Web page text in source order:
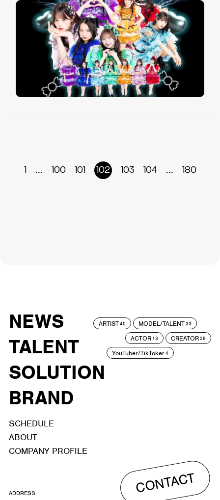
1 ... 100 101 102 103 104 ... 180
NEWS
TALENT
SOLUTION
BRAND
ARTIST40 MODEL/TALENT33
ACTOR 13 CREATOR29
YouTuber/TikToker4
SCHEDULE
ABOUT
COMPANY PROFILE
CONTACT
ADDRESS